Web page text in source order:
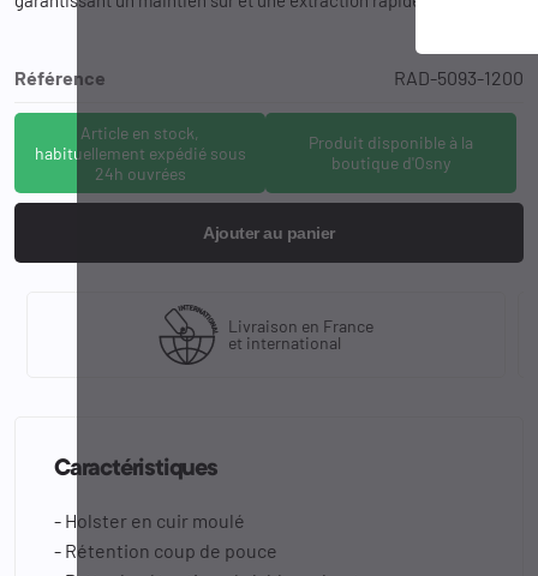
Référence RAD-5093-1200
Article en stock,
habituellement expédié sous
24h ouvrées
Produit disponible à la
boutique d'Osny
Ajouter au panier
Livraison en France
et international
Caractéristiques
- Holster en cuir moulé
- Rétention coup de pouce